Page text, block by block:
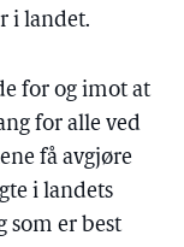
i landet.
for og imot at
for alle ved
få avgjøre
i landets
som er best